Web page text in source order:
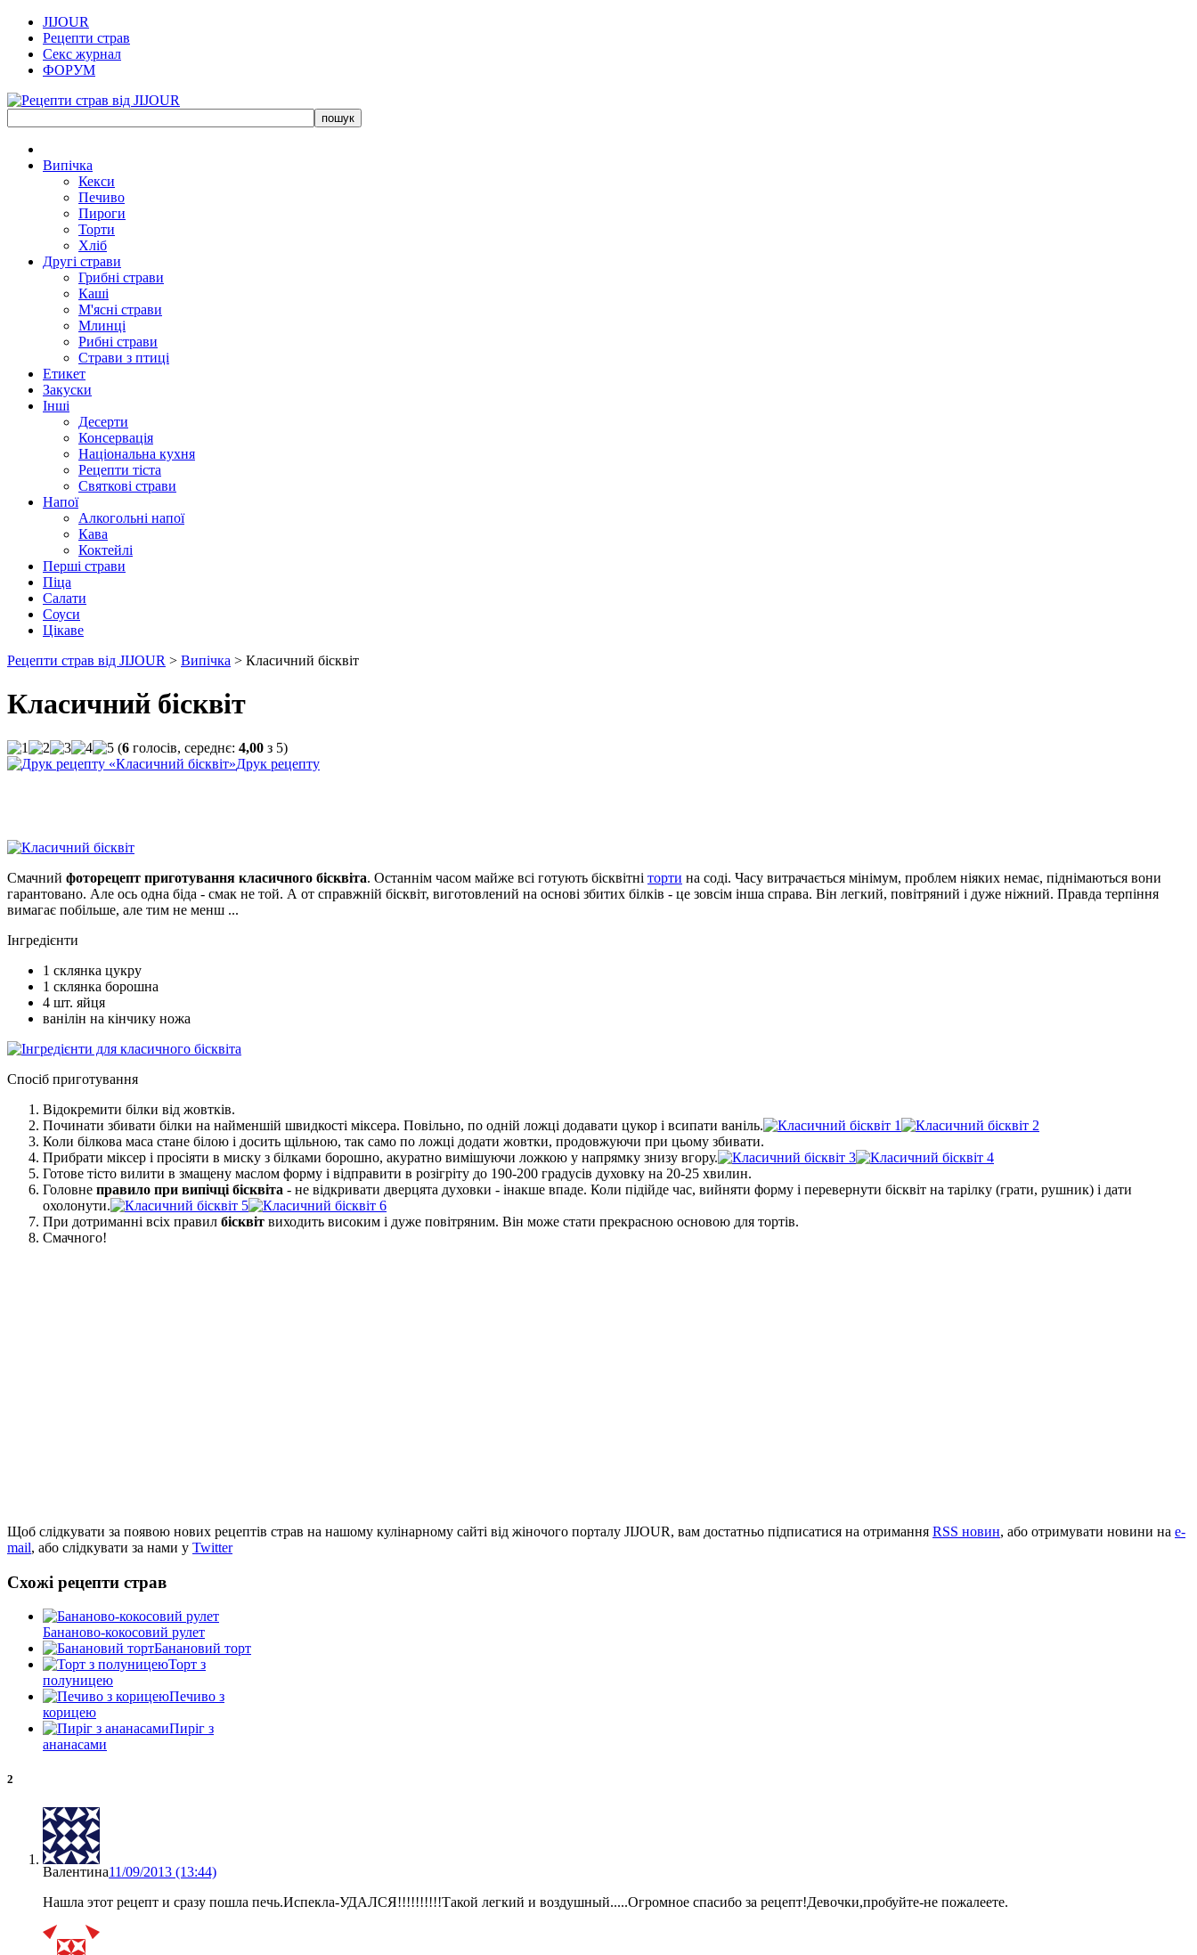
JIJOUR
Рецепти страв
Секс журнал
ФОРУМ
Випічка
Кекси
Печиво
Пироги
Торти
Хліб
Другі страви
Грибні страви
Каші
М'ясні страви
Млинці
Рибні страви
Страви з птиці
Етикет
Закуски
Інші
Десерти
Консервація
Національна кухня
Рецепти тіста
Святкові страви
Напої
Алкогольні напої
Кава
Коктейлі
Перші страви
Піца
Салати
Соуси
Цікаве
Рецепти страв від JIJOUR > Випічка > Класичний бісквіт
Класичний бісквіт
(6 голосів, середнє: 4,00 з 5)
Друк рецепту
Смачний фоторецепт приготування класичного бісквіта. Останнім часом майже всі готують бісквітні торти на соді. Часу витрачається мінімум, проблем ніяких немає, піднімаються вони
гарантовано. Але ось одна біда - смак не той. А от справжній бісквіт, виготовлений на основі збитих білків - це зовсім інша справа. Він легкий, повітряний і дуже ніжний. Правда терпіння
вимагає побільше, але тим не менш ...
Інгредієнти
1 склянка цукру
1 склянка борошна
4 шт. яйця
ванілін на кінчику ножа
Спосіб приготування
Відокремити білки від жовтків.
Починати збивати білки на найменшій швидкості міксера. Повільно, по одній ложці додавати цукор і всипати ваніль.
Коли білкова маса стане білою і досить щільною, так само по ложці додати жовтки, продовжуючи при цьому збивати.
Прибрати міксер і просіяти в миску з білками борошно, акуратно вимішуючи ложкою у напрямку знизу вгору.
Готове тісто вилити в змащену маслом форму і відправити в розігріту до 190-200 градусів духовку на 20-25 хвилин.
Головне правило при випічці бісквіта - не відкривати дверцята духовки - інакше впаде. Коли підійде час, вийняти форму і перевернути бісквіт на тарілку (грати, рушник) і дати
охолонути.
При дотриманні всіх правил бісквіт виходить високим і дуже повітряним. Він може стати прекрасною основою для тортів.
Смачного!
Щоб слідкувати за появою нових рецептів страв на нашому кулінарному сайті від жіночого порталу JIJOUR, вам достатньо підписатися на отримання RSS новин, або отримувати новини на e-
mail, або слідкувати за нами у Twitter
Схожі рецепти страв
Бананово-кокосовий рулет
Банановий торт
Торт з
полуницею
Печиво з
корицею
Пиріг з
ананасами
2
Валентина11/09/2013 (13:44)
Нашла этот рецепт и сразу пошла печь.Испекла-УДАЛСЯ!!!!!!!!!!Такой легкий и воздушный.....Огромное спасибо за рецепт!Девочки,пробуйте-не пожалеете.